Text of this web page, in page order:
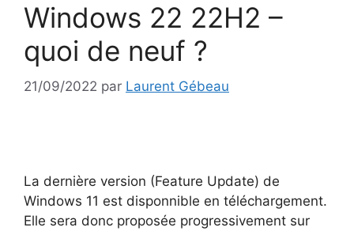
Windows 22 22H2 –
quoi de neuf ?
21/09/2022 par Laurent Gébeau
La dernière version (Feature Update) de
Windows 11 est disponnible en téléchargement.
Elle sera donc proposée progressivement sur